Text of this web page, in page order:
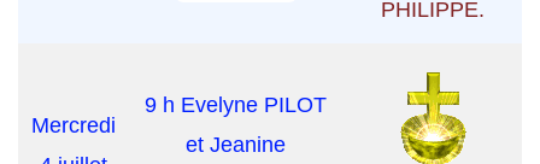
PHILIPPE.
Mercredi
9 h Evelyne PILOT
et Jeanine